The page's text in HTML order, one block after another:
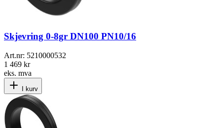
Skjevring 0-8gr DN100 PN10/16
Art.nr: 5210000532
1 469 kr
eks. mva
I kurv